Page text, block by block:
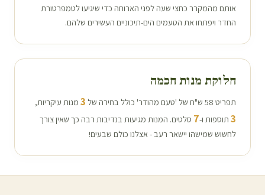
אותם מהמקרר כחצי שעה לפני הארוחה כדי שיגיעו לטמפרטורת
החדר ויפתחו את הטעמים הים-תיכוניים העשירים שלהם.
חלוקת מנות חכמה
תפריט 58 ש"ח של 'טעם מהודר' כולל בחירה של 3 מנות עיקריות,
3 תוספות ו-7 סלטים. המנות מגיעות בנדיבות רבה כך שאין צורך
לחשוש שמישהו יישאר רעב - אצלנו כולם שבעים!